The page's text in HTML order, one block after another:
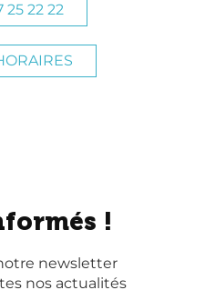
25 22 22
!
newsletter
nos actualités